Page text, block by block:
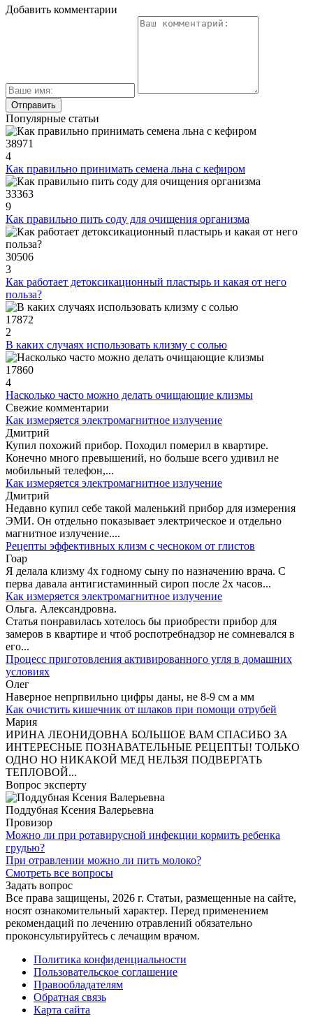
Добавить комментарии
Популярные статьи
38971
4
Как правильно принимать семена льна с кефиром
33363
9
Как правильно пить соду для очищения организма
30506
3
Как работает детоксикационный пластырь и какая от него
польза?
17872
2
В каких случаях использовать клизму с солью
17860
4
Насколько часто можно делать очищающие клизмы
Свежие комментарии
Как измеряется электромагнитное излучение
Дмитрий
Купил похожий прибор. Походил померил в квартире.
Конечно много превышений, но больше всего удивил не
мобильный телефон,...
Как измеряется электромагнитное излучение
Дмитрий
Недавно купил себе такой маленький прибор для измерения
ЭМИ. Он отдельно показывает электрическое и отдельно
магнитное излучение....
Рецепты эффективных клизм с чесноком от глистов
Гоар
Я делала клизму 4х годному сыну по назначению врача. С
перва давала антигистаминный сироп после 2х часов...
Как измеряется электромагнитное излучение
Ольга. Александровна.
Статья понравилась хотелось бы приобрести прибор для
замеров в квартире и чтоб роспотребнадзор не сомневался в
его...
Процесс приготовления активированного угля в домашних
условиях
Олег
Наверное непрпвильно цифры даны, не 8-9 см а мм
Как очистить кишечник от шлаков при помощи отрубей
Мария
ИРИНА ЛЕОНИДОВНА БОЛЬШОЕ ВАМ СПАСИБО ЗА
ИНТЕРЕСНЫЕ ПОЗНАВАТЕЛЬНЫЕ РЕЦЕПТЫ! ТОЛЬКО
ОДНО НО НИКАКОЙ МЕД НЕЛЬЗЯ ПОДВЕРГАТЬ
ТЕПЛОВОЙ...
Вопрос эксперту
Поддубная Ксения Валерьевна
Провизор
Можно ли при ротавирусной инфекции кормить ребенка
грудью?
При отравлении можно ли пить молоко?
Смотреть все вопросы
Задать вопрос
Все права защищены, 2026 г. Статьи, размещенные на сайте,
носят ознакомительный характер. Перед применением
рекомендаций по лечению отравлений обязательно
проконсультируйтесь с лечащим врачом.
Политика конфиденциальности
Пользовательское соглашение
Правообладателям
Обратная связь
Карта сайта